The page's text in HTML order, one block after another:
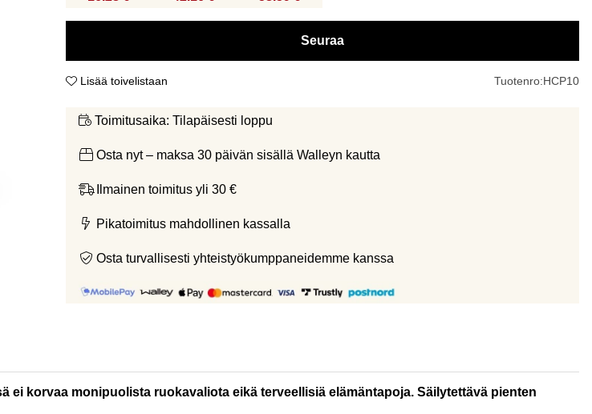
Seuraa
Lisää toivelistaan Tuotenro:HCP10
Toimitusaika: Tilapäisesti loppu
Osta nyt – maksa 30 päivän sisällä Walleyn kautta
Ilmainen toimitus yli 30 €
Pikatoimitus mahdollinen kassalla
Osta turvallisesti yhteistyökumppaneidemme kanssa
korvaa monipuolista ruokavaliota eikä terveellisiä elämäntapoja. Säilytettävä pienten